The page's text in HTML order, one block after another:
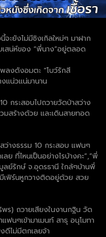
จะยังไม่มีซิงเกิลใหม่ๆ มาฝาก
สน่ห์ของ “พี่นาง”อยู่ตลอด
ลงดังอมตะ “โบว์รักสี
แน่วแน่มานาน
กระสอบไปถวายวัดป่าสว่าง
มสร้างด้วย และเดินสายทอด
ว่างธรรม 10 กระสอบ แฟนๆ
ย ที่ไหนเป็นอย่างไรบ้างคะ”,”พี่
ย์รักษ์ จ.อุดรธานี ใกล้ๆบ้านพี่
เฟิร์นหูกวางติดอยู่ด้วย สวย
ร) ถวายเสียงในงานกฐิน วัด
ฟนๆเข้ามาเมนท์ สาธุ อนุโมทา
ไม่มีตกเลยจ้า